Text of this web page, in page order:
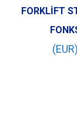
FORKLİFT